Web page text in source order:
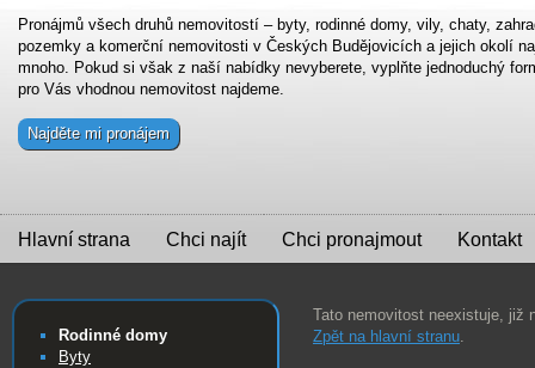
Hlavní strana Chci najít Chci pronajmout Kontakt
Pronájmů všech druhů nemovitostí – byty, rodinné domy, vily, chaty,
pozemky a komerční nemovitosti v Českých Budějovicích a jejich okolí
mnoho. Pokud si však z naší nabídky nevyberete, vyplňte jednoduchý
pro Vás vhodnou nemovitost najdeme.
Najděte mi pronájem
Tato nemovitost neexistuje, již
Zpět na hlavní stranu.
Rodinné domy
Byty